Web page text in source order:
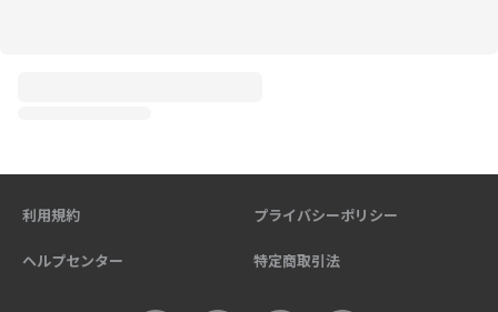
利用規約 プライバシーポリシー
ヘルプセンター 特定商取引法